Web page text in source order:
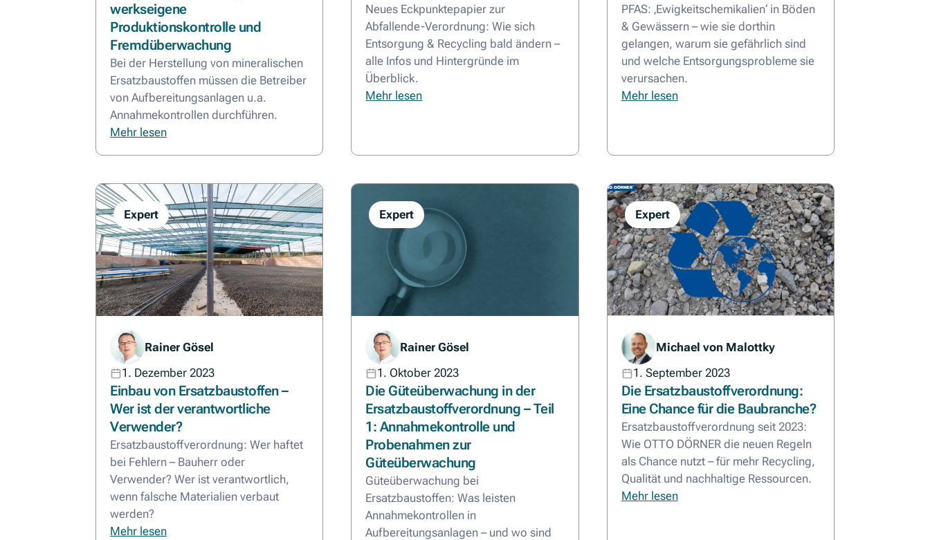
werkseigene
Produktionskontrolle und
Fremdüberwachung
Bei der Herstellung von mineralischen
Ersatzbaustoffen müssen die Betreiber
von Aufbereitungsanlagen u.a.
Annahmekontrollen durchführen.
Mehr lesen
Neues Eckpunktepapier zur
Abfallende-Verordnung: Wie sich
Entsorgung & Recycling bald ändern –
alle Infos und Hintergründe im
Überblick.
Mehr lesen
PFAS: ‚Ewigkeitschemikalien‘ in Böden
& Gewässern – wie sie dorthin
gelangen, warum sie gefährlich sind
und welche Entsorgungsprobleme sie
verursachen.
Mehr lesen
Expert
Rainer Gösel
1. Dezember 2023
Einbau von Ersatzbaustoffen –
Wer ist der verantwortliche
Verwender?
Ersatzbaustoffverordnung: Wer haftet
bei Fehlern – Bauherr oder
Verwender? Wer ist verantwortlich,
wenn falsche Materialien verbaut
werden?
Mehr lesen
Expert
Rainer Gösel
1. Oktober 2023
Die Güteüberwachung in der
Ersatzbaustoffverordnung – Teil
1: Annahmekontrolle und
Probenahmen zur
Güteüberwachung
Güteüberwachung bei
Ersatzbaustoffen: Was leisten
Annahmekontrollen in
Aufbereitungsanlagen – und wo sind
Expert
Michael von Malottky
1. September 2023
Die Ersatzbaustoffverordnung:
Eine Chance für die Baubranche?
Ersatzbaustoffverordnung seit 2023:
Wie OTTO DÖRNER die neuen Regeln
als Chance nutzt – für mehr Recycling,
Qualität und nachhaltige Ressourcen.
Mehr lesen